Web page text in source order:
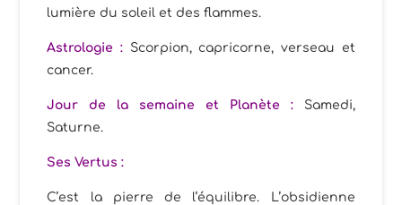
lumière du soleil et des flammes.
Astrologie : Scorpion, capricorne, verseau et
cancer.
Jour de la semaine et Planète : Samedi,
Saturne.
SesVertus :
C’est la pierre de l’équilibre. L’obsidienne